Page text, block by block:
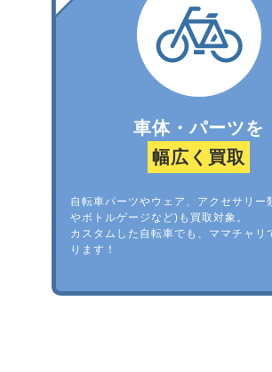
車体・パーツを
幅広く買取
自転車パーツやウェア、アクセサリー
やボトルゲージなど)も買取対象。
カスタムした自転車でも、ママチャリ
ります！